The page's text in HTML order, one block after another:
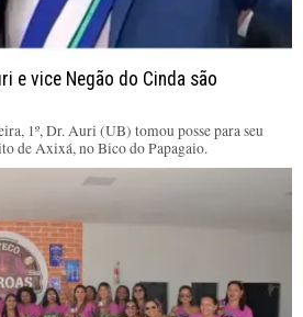
e vice Negão do Cinda são
1º, Dr. Auri (UB) tomou posse para seu
de Axixá, no Bico do Papagaio.